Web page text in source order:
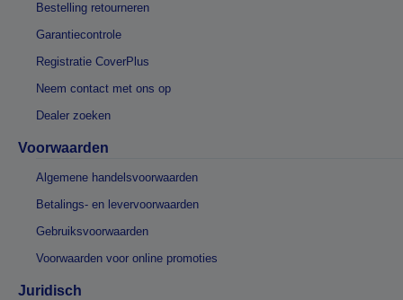
Bestelling retourneren
Garantiecontrole
Registratie CoverPlus
Neem contact met ons op
Dealer zoeken
Voorwaarden
Algemene handelsvoorwaarden
Betalings- en levervoorwaarden
Gebruiksvoorwaarden
Voorwaarden voor online promoties
Juridisch